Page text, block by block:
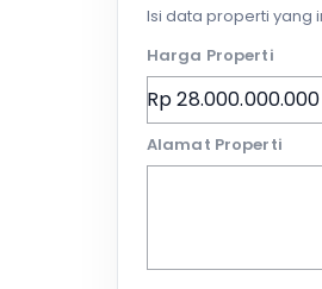
Isi data properti yang
Harga Properti
Alamat Properti